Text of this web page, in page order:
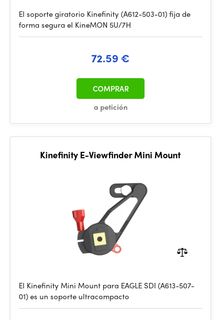
El soporte giratorio Kinefinity (A612-503-01) fija de
forma segura el KineMON 5U/7H
72.59 €
a petición
COMPRAR
Kinefinity E-Viewfinder Mini Mount
El Kinefinity Mini Mount para EAGLE SDI (A613-507-
01) es un soporte ultracompacto